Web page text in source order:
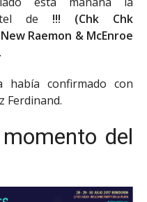
de !!! (Chk Chk
Raemon & McEnroe
.
había confirmado con
Ferdinand.
del